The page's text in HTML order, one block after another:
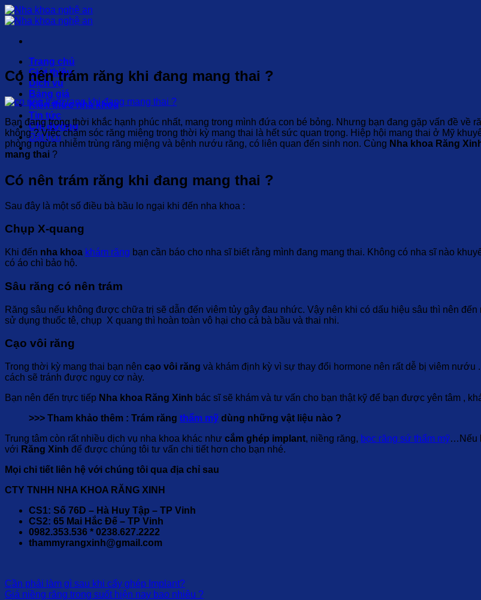
Chuyển
đến
dung
Trang chủ
Giới thiệu
Dịch vụ
Bảng giá
Kiến thức nha khoa
Tin tức
Chỉ đường
Đặt lịch
Có nên trám răng khi đang mang thai ?
Bạn đang trong thời khắc hạnh phúc nhất, mang trong mình đứa con bé bỏng. Nhưng bạn đang gặp vấn đề về
không ? Việc chăm sóc răng miệng trong thời kỳ mang thai là hết sức quan trọng. Hiệp hội mang thai ở Mỹ
phòng ngừa nhiễm trùng răng miệng và bệnh nướu răng, có liên quan đến sinh non. Cùng Nha khoa Răng
mang thai ?
Có nên trám răng khi đang mang thai ?
Sau đây là một số điều bà bầu lo ngại khi đến nha khoa :
Chụp X-quang
Khi đến nha khoa khám răng bạn cần báo cho nha sĩ biết rằng mình đang mang thai. Không có nha sĩ nào
có áo chì bảo hộ.
Sâu răng có nên trám
Răng sâu nếu không được chữa trị sẽ dẫn đến viêm tủy gây đau nhức. Vậy nên khi có dấu hiệu sâu thì nên
sử dụng thuốc tê, chụp X quang thì hoàn toàn vô hại cho cả bà bầu và thai nhi.
Cạo vôi răng
Trong thời kỳ mang thai bạn nên cạo vôi răng và khám định kỳ vì sự thay đổi hormone nên rất dễ bị viêm
cách sẽ tránh được nguy cơ này.
Bạn nên đến trực tiếp Nha khoa Răng Xinh bác sĩ sẽ khám và tư vấn cho bạn thật kỹ để bạn được yên tâm ,
>>> Tham khảo thêm : Trám răng thẩm mỹ dùng những vật liệu nào ?
Trung tâm còn rất nhiều dịch vụ nha khoa khác như cắm ghép implant, niềng răng, bọc răng sứ thẩm mỹ…Nếu
với Răng Xinh để được chúng tôi tư vấn chi tiết hơn cho bạn nhé.
Mọi chi tiết liên hệ với chúng tôi qua địa chỉ sau
CTY TNHH NHA KHOA RĂNG XINH
CS1: Số 76D – Hà Huy Tập – TP Vinh
CS2: 65 Mai Hắc Đế – TP Vinh
0982.353.536 * 0238.627.2222
thammyrangxinh@gmail.com
Cần phải làm gì sau khi cấy ghép Implant?
Giá niềng răng trong suốt hiện nay bao nhiêu ?